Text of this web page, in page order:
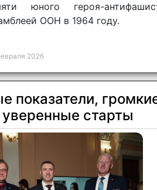
юного героя-
ООН в 1964 году.
2026
показатели,
старты